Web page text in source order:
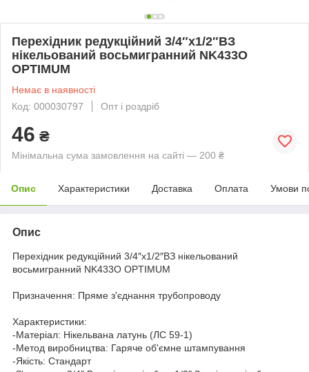
Перехідник редукційний 3/4″х1/2″ВЗ
нікельований восьмигранний NK433O
OPTIMUM
Немає в наявності
Код: 000030797
Опт і роздріб
46 ₴
Мінімальна сума замовлення на сайті — 200 ₴
Опис Характеристики Доставка Оплата Умови
Опис
Перехідник редукційний 3/4″х1/2″ВЗ нікельований
восьмигранний NK433O OPTIMUM
Призначення: Пряме з'єднання трубопроводу
Характеристики:
-Матеріал: Нікельвана латунь (ЛС 59-1)
-Метод виробництва: Гаряче об'ємне штампування
-Якість: Cтандарт